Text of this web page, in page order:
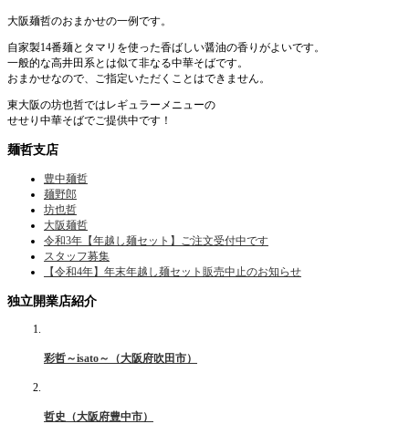
大阪麺哲のおまかせの一例です。
自家製14番麺とタマリを使った香ばしい醤油の香りがよいです。
一般的な高井田系とは似て非なる中華そばです。
おまかせなので、ご指定いただくことはできません。
東大阪の坊也哲ではレギュラーメニューの
せせり中華そばでご提供中です！
麺哲支店
豊中麺哲
麺野郎
坊也哲
大阪麺哲
令和3年【年越し麺セット】ご注文受付中です
スタッフ募集
【令和4年】年末年越し麺セット販売中止のお知らせ
独立開業店紹介
彩哲～isato～（大阪府吹田市）
哲史（大阪府豊中市）